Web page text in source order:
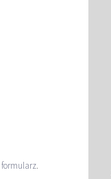
formularz.